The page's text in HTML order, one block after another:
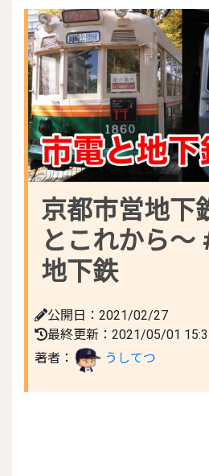
京都市営地下
とこれから～
地下鉄
公開日：2021/02/27
最終更新：2021/05/01
著者：
うしてつ